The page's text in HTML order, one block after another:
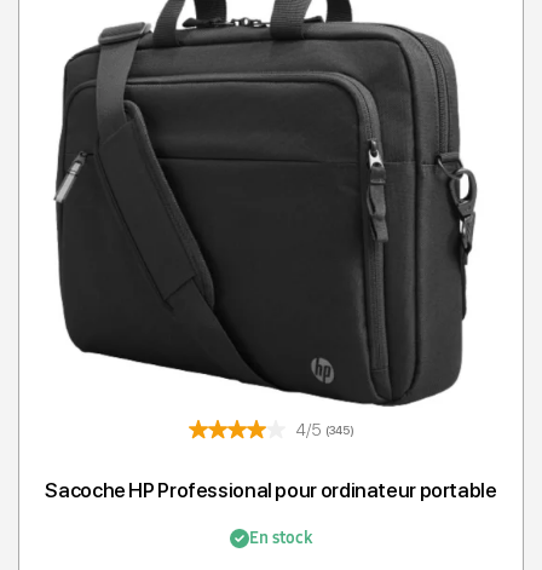
4/5 (345)
Sacoche HP Professional pour ordinateur portable
En stock